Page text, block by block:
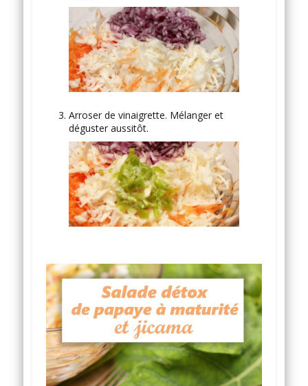
Arroser de vinaigrette. Mélanger et
déguster aussitôt.